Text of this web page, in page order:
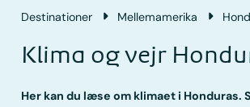
Destinationer Mellemamerika
Klima og vejr
Her kan du læse om klimaet i Honduras.